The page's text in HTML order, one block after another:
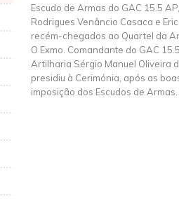
Escudo de Armas do GAC 15.5
Rodrigues Venâncio Casaca e
recém-chegados ao Quartel da
O Exmo. Comandante do GAC
Artilharia Sérgio Manuel Oliveira
presidiu à Cerimónia, após as
imposição dos Escudos de Armas.